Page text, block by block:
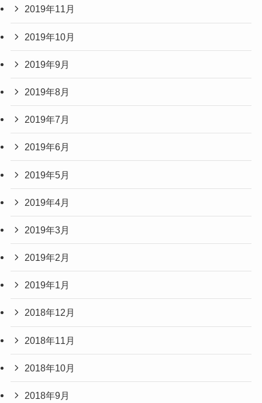
2019年11月
2019年10月
2019年9月
2019年8月
2019年7月
2019年6月
2019年5月
2019年4月
2019年3月
2019年2月
2019年1月
2018年12月
2018年11月
2018年10月
2018年9月